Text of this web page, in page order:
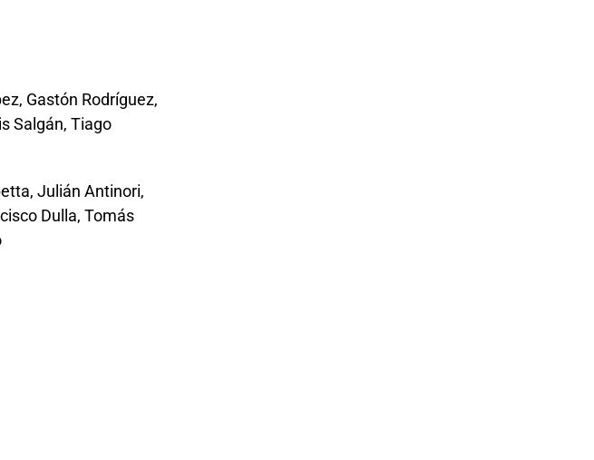
Gastón Rodríguez,
Salgán, Tiago
Julián Antinori,
Dulla, Tomás